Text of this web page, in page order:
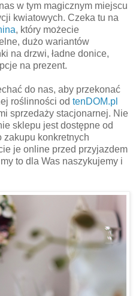
w tym magicznym miejscu
kwiatowych. Czeka tu na
, który możecie
dużo wariantów
na drzwi, ładne donice,
na prezent.
do nas, aby przekonać
roślinności od tenDOM.pl
sprzedaży stacjonarnej. Nie
sklepu jest dostępne od
zakupu konkretnych
je online przed przyjazdem
to dla Was naszykujemy i